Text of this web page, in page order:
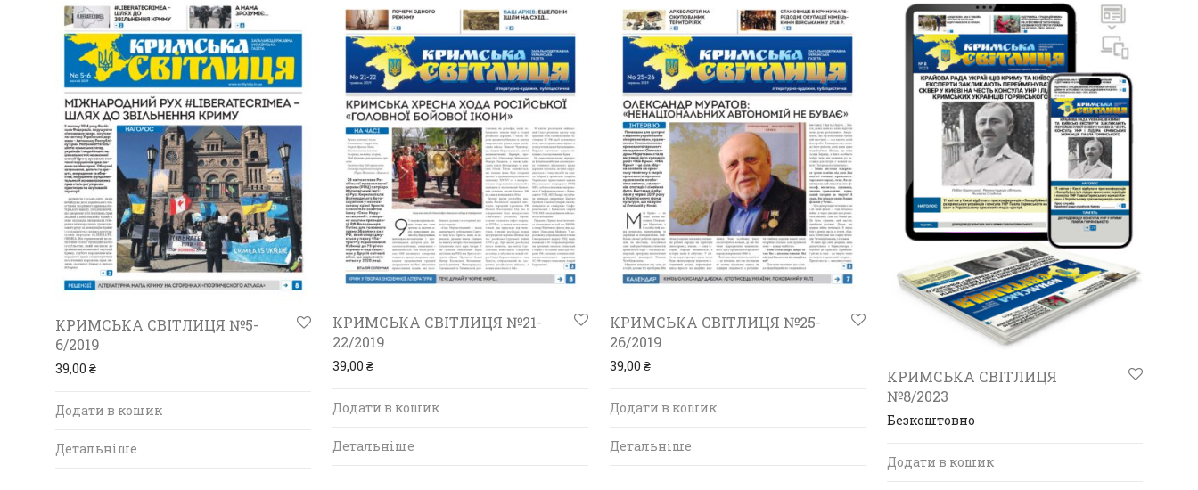
КРИМСЬКА СВІТЛИЦЯ №5-
6/2019
39,00 ₴
Додати в кошик
Детальніше
КРИМСЬКА СВІТЛИЦЯ №21-
22/2019
39,00 ₴
Додати в кошик
Детальніше
КРИМСЬКА СВІТЛИЦЯ №25-
26/2019
39,00 ₴
Додати в кошик
Детальніше
КРИМСЬКА СВІТЛИЦЯ
№8/2023
Безкоштовно
Додати в кошик